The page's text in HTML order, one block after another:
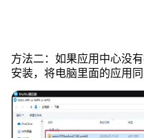
方法二：如果应用中心没
安装，将电脑里面的应用同